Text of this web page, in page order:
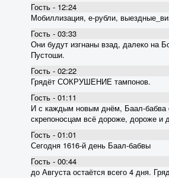
Гость - 12:24
Мобиллизация, е-рубли,
Гость - 03:33
Они будут изгнаны взад, далеко на
Пустоши.
Гость - 02:22
Грядёт СОКРУШЕНИЕ тампонов.
Гость - 01:11
И с каждым новым днём, Баал-бабва
скрепоносцам всё дороже, дороже и
Гость - 01:01
Сегодня 1616-й день Баал-бабвы
Гость - 00:44
до Августа остаётся всего 4 дня.